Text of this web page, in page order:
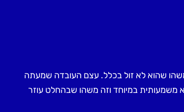
שהוא לא זול בכלל. עצם העובדה שמעתה
משמעותית במיוחד וזה משהו שבהחלט עוזר